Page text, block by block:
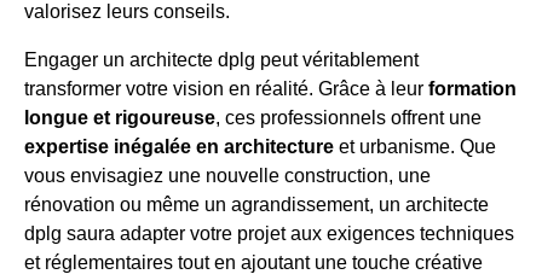
valorisez leurs conseils.
Engager un architecte dplg peut véritablement
transformer votre vision en réalité. Grâce à leur formation
longue et rigoureuse, ces professionnels offrent une
expertise inégalée en architecture et urbanisme. Que
vous envisagiez une nouvelle construction, une
rénovation ou même un agrandissement, un architecte
dplg saura adapter votre projet aux exigences techniques
et réglementaires tout en ajoutant une touche créative